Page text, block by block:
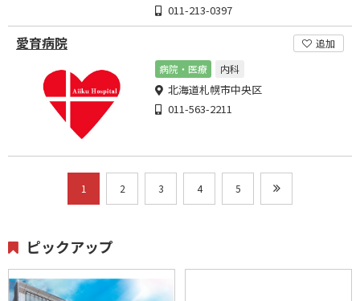
011-213-0397
愛育病院
追加
病院・医療
内科
北海道札幌市中央区
011-563-2211
1 2 3 4 5
ピックアップ